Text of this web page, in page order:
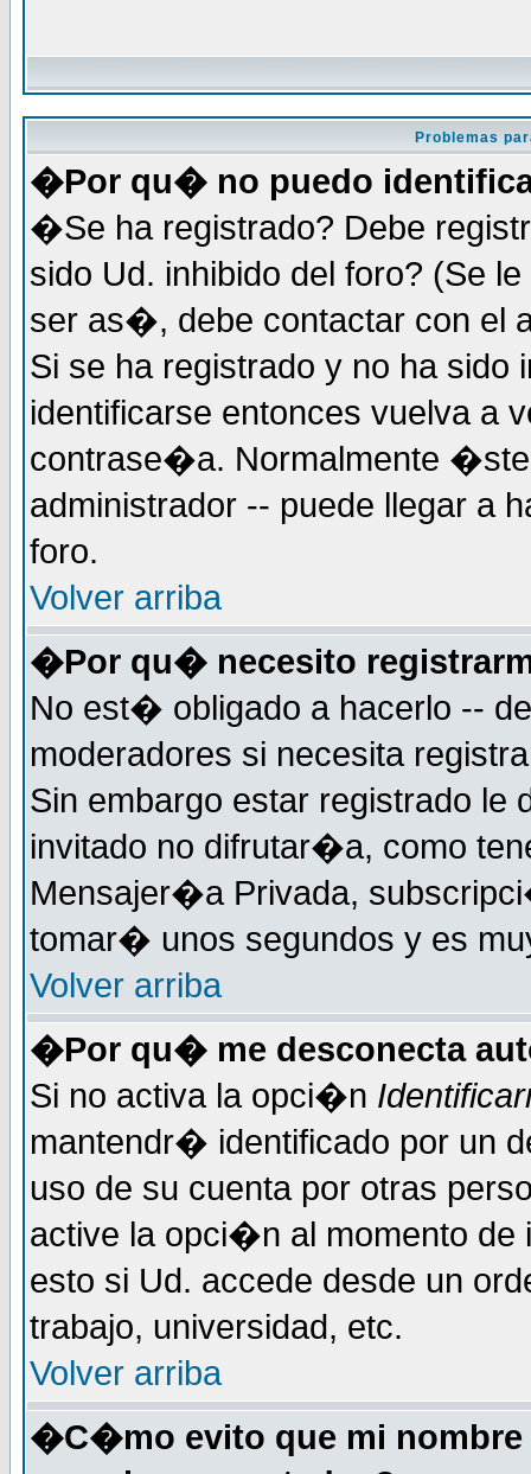
Problemas
�Por qu� no puedo
�Se ha registrado? Debe
sido Ud. inhibido del foro? (Se
ser as�, debe contactar con el
Si se ha registrado y no ha
identificarse entonces vuelva a
contrase�a. Normalmente
administrador -- puede llegar a
foro.
Volver arriba
�Por qu� necesito
No est� obligado a hacerlo --
moderadores si necesita
Sin embargo estar registrado le
invitado no difrutar�a, como
Mensajer�a Privada,
tomar� unos segundos y es
Volver arriba
�Por qu� me desconecta
Si no activa la opci�n
mantendr� identificado por un
uso de su cuenta por otras
active la opci�n al momento de
esto si Ud. accede desde un
trabajo, universidad, etc.
Volver arriba
�C�mo evito que mi nombre